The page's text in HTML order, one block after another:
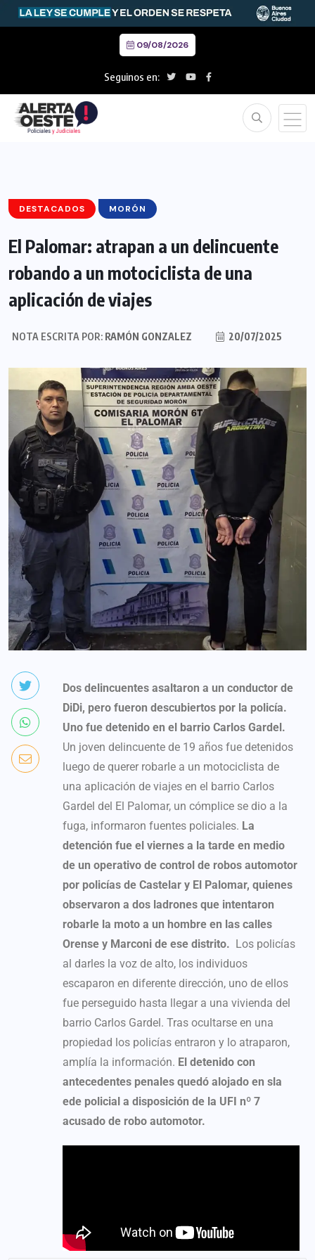
09/08/2026
Seguinos en:
DESTACADOS MORÓN
El Palomar: atrapan a un delincuente
robando a un motociclista de una
aplicación de viajes
NOTA ESCRITA POR: RAMÓN GONZALEZ 20/07/2025
Dos delincuentes asaltaron a un conductor de
DiDi, pero fueron descubiertos por la policía.
Uno fue detenido en el barrio Carlos Gardel.
Un joven delincuente de 19 años fue detenidos
luego de querer robarle a un motociclista de
una aplicación de viajes en el barrio Carlos
Gardel del El Palomar, un cómplice se dio a la
fuga, informaron fuentes policiales. La
detención fue el viernes a la tarde en medio
de un operativo de control de robos automotor
por policías de Castelar y El Palomar, quienes
observaron a dos ladrones que intentaron
robarle la moto a un hombre en las calles
Orense y Marconi de ese distrito. Los policías
al darles la voz de alto, los individuos
escaparon en diferente dirección, uno de ellos
fue perseguido hasta llegar a una vivienda del
barrio Carlos Gardel. Tras ocultarse en una
propiedad los policías entraron y lo atraparon,
amplía la información. El detenido con
antecedentes penales quedó alojado en sla
ede policial a disposición de la UFI nº 7
acusado de robo automotor.